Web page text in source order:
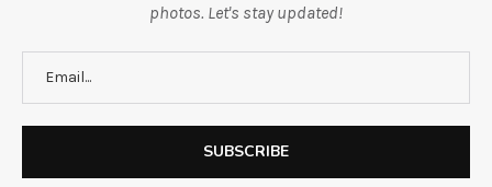
photos. Let's stay updated!